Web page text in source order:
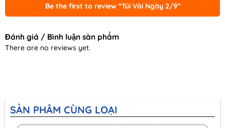
Be the first to review “Túi Vải Ngày 2/9”
Đánh giá / Bình luận sản phẩm
There are no reviews yet.
SẢN PHẨM CÙNG LOẠI